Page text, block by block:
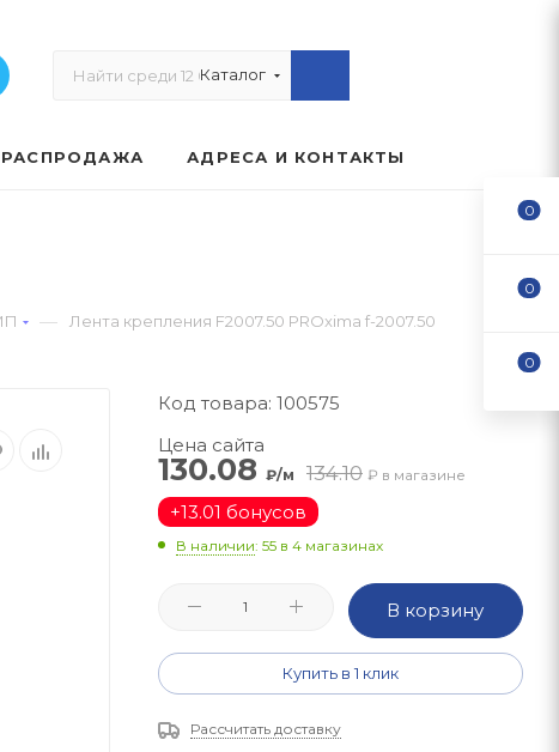
Каталог
РАСПРОДАЖА АДРЕСА И КОНТАКТЫ
— Лента крепления F2007.50 PROxima f-2007.50
Код товара: 100575
Цена сайта
130.08 ₽/м 134.10 ₽ в магазине
+13.01 бонусов
В наличии: 55 в 4 магазинах
В корзину
Купить в 1 клик
Рассчитать доставку
0
0
0